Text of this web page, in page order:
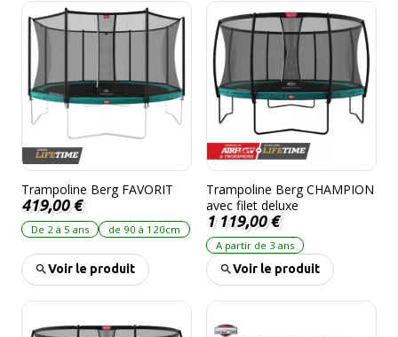
Trampoline Berg FAVORIT
419,00 €
De 2 à 5 ans de 90 à 120cm
Voir le produit
Trampoline Berg CHAMPION
avec filet deluxe
1 119,00 €
A partir de 3 ans
Voir le produit